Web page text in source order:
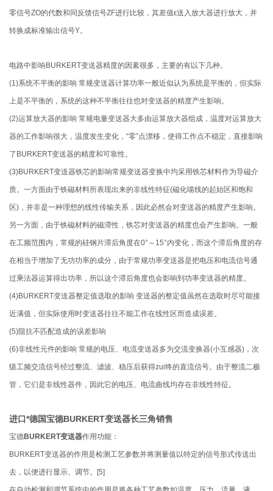
零信号ZO的代数和同反馈信号ZF进行比较，其差值ε送入放大器进行放大，并
转换成标准输出信号Y。
电路中影响BURKERT变送器精度的因素很多，主要的有以下几种。
(1)系统不平衡的影响 常规变送器计算功率一般近似认为系统是平衡的，但实际
上是不平衡的，系统的这种不平衡往往也对变送器的精度产生影响。
(2)运算放大器的影响 常规电量变送器大多由运算放大器组成，温度对运算放大
器的工作影响很大，温度发生变化，“零”点漂移，使得工作点不稳定，直接影响
了BURKERT变送器的精度和可靠性。
(3)BURKERT变送器铁芯的影响常规变送器变换中均采用铁芯材料作为导磁介
质。一方面由于铁磁材料所表现出来的非线性特征(磁化喵线的起始区和饱和
区)，并非是一种理想的线性传输关系，因此必然会对变送器的精度产生影响。
另一方面，由于铁磁材料的磁滞性，铁芯对变送器的精度也会产生影响。一般
在工频范围内，常规的硅钢片滞后角度在0°～15°内变化，而这个滞后角度的存
在相当于增加了无功功率的成分，由于常规功率变送器是把电压和电流信号通
过乘法器运算得出功率，所以这个滞后角度也会影响到功率变送器的精度。
(4)BURKERT变送器整定值选取的影响 变送器的整定值虽然在选取时尽可能接
近满值，但实际使用时变送器往往不能工作在线性区而造成误差。
(5)阻抗不匹配造成的误差影响
(6)非线性元件的影响 常规的电压、电流变送器多为交流变换器(小互感器)，次
级工频交流信号经过整流、滤波、稳压后获得zui终的直流信号。由于整流二极
管，它们是非线性器件，因此它的电压、电流曲线均存在非线性特征。
进口*德国宝德BURKERT变送器长三角销售
宝德BURKERT变送器作用功能：
BURKERT变送器的作用是检测工艺参数并将测量值以特定的信号形式传送出
去，以便进行显示、调节。[5]